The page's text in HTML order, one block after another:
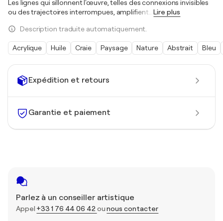
Expédition et retours
Garantie et paiement
Parlez à un conseiller artistique
Appel +33 1 76 44 06 42 ounous contacter
Les lignes qui sillonnent l'œuvre, telles des connexions invisibles
ou des trajectoires interrompues, amplifient
Lire plus
Description traduite automatiquement.
Acrylique Huile Craie Paysage Nature Abstrait Bleu